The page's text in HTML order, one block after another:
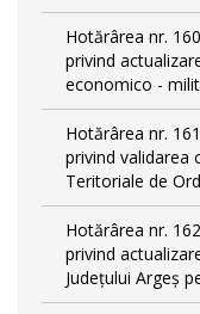
Hotărârea nr.
privind
economico -
Hotărârea nr.
privind validarea
Teritoriale de
Hotărârea nr.
privind
Județului Argeș